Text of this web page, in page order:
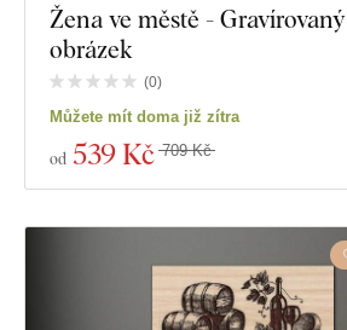
Žena ve městě - Gravírovaný
obrázek
(0)
Můžete mít doma již zítra
od 539 Kč 709 Kč